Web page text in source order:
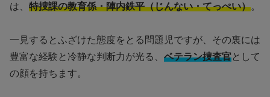
は、 特捜課の教育係・陣内鉄平（じんない・てっぺい）。
一見するとふざけた態度をとる問題児ですが、その裏には
豊富な経験と冷静な判断力が光る、 ベテラン捜査官として
の顔を持ちます。